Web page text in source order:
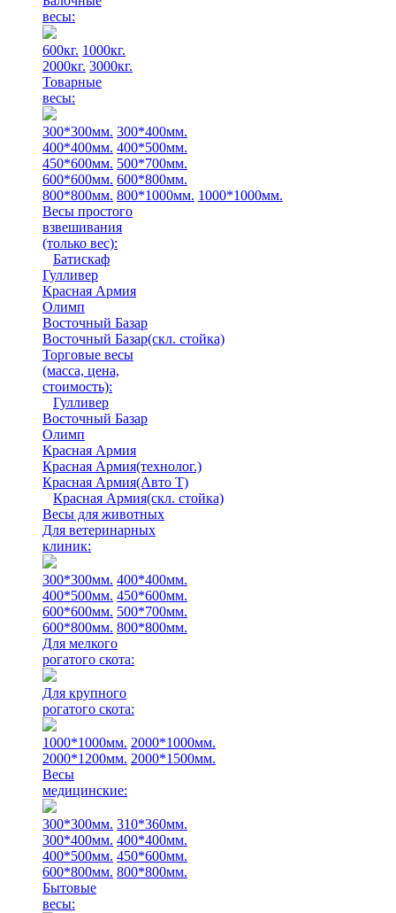
весы:
600кг. 1000кг.
2000кг. 3000кг.
Товарные
весы:
300*300мм. 300*400мм.
400*400мм. 400*500мм.
450*600мм. 500*700мм.
600*600мм. 600*800мм.
800*800мм. 800*1000мм. 1000*1000мм.
Весы простого
взвешивания
(только вес):
Батискаф
Гулливер
Красная Армия
Олимп
Восточный Базар
Восточный Базар(скл. стойка)
Торговые весы
(масса, цена,
стоимость):
Гулливер
Восточный Базар
Олимп
Красная Армия
Красная Армия(технолог.)
Красная Армия(Авто Т)
Красная Армия(скл. стойка)
Весы для животных
Для ветеринарных
клиник:
300*300мм. 400*400мм.
400*500мм. 450*600мм.
600*600мм. 500*700мм.
600*800мм. 800*800мм.
Для мелкого
рогатого скота:
Для крупного
рогатого скота:
1000*1000мм. 2000*1000мм.
2000*1200мм. 2000*1500мм.
Весы
медицинские:
300*300мм. 310*360мм.
300*400мм. 400*400мм.
400*500мм. 450*600мм.
600*800мм. 800*800мм.
Бытовые
весы: